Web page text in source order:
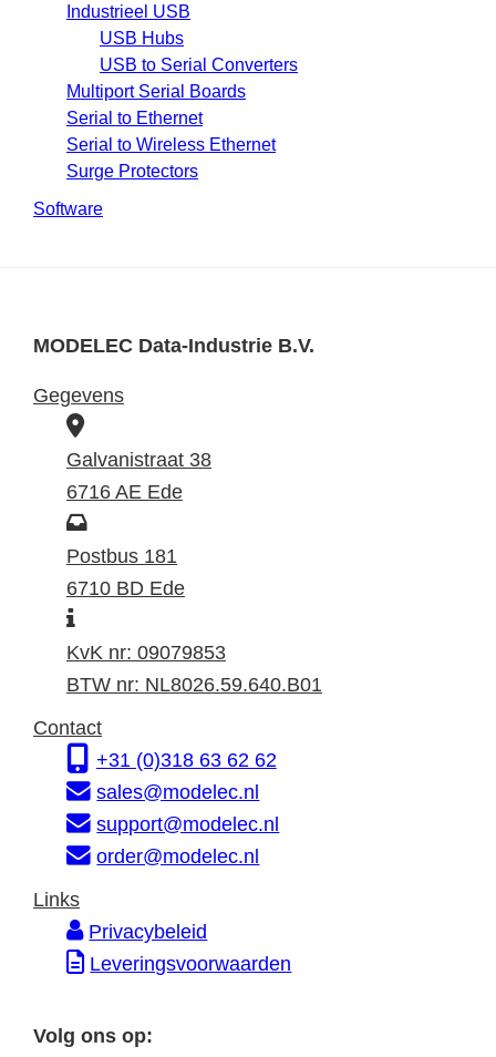
Industrieel USB
USB Hubs
USB to Serial Converters
Multiport Serial Boards
Serial to Ethernet
Serial to Wireless Ethernet
Surge Protectors
Software
MODELEC Data-Industrie B.V.
Gegevens
B
e
z
o
e
k
d
r
s
Galvanistraat 38
6716 AE Ede
P
o
s
a
d
e
s
Postbus 181
6710 BD Ede
I
n
f
r
m
a
t
e
KvK nr: 09079853
BTW nr: NL8026.59.640.B01
Contact
+31 (0)318 63 62 62
sales@modelec.nl
support@modelec.nl
order@modelec.nl
Links
Privacybeleid
Leveringsvoorwaarden
Volg ons op: